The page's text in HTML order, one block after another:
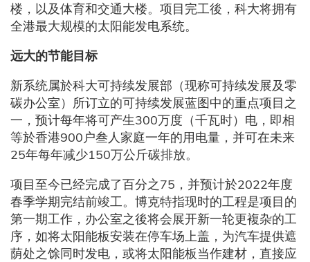
楼，以及体育和交通大楼。项目完工後，科大将拥有
全港最大规模的太阳能发电系统。
远大的节能目标
新系统属於科大可持续发展部（现称可持续发展及零
碳办公室）所订立的可持续发展蓝图中的重点项目之
一，预计每年将可产生300万度（千瓦时）电，即相
等於香港900户叁人家庭一年的用电量，并可在未来
25年每年减少150万公斤碳排放。
项目至今已经完成了百分之75，并预计於2022年度
春季学期完结前竣工。博克特指现时的工程是项目的
第一期工作，办公室之後将会展开新一轮更複杂的工
序，如将太阳能板安装在停车场上盖，为汽车提供遮
荫处之馀同时发电，或将太阳能板当作建材，直接应